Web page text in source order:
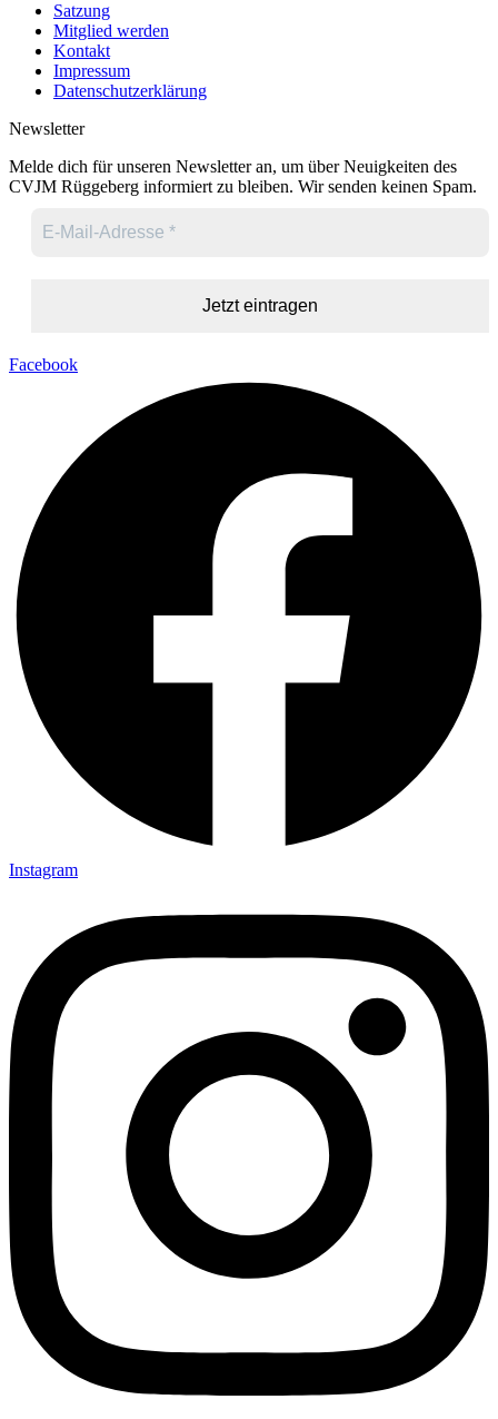
Satzung
Mitglied werden
Kontakt
Impressum
Datenschutzerklärung
Newsletter
Melde dich für unseren Newsletter an, um über Neuigkeiten des
CVJM Rüggeberg informiert zu bleiben. Wir senden keinen Spam.
Facebook
Instagram